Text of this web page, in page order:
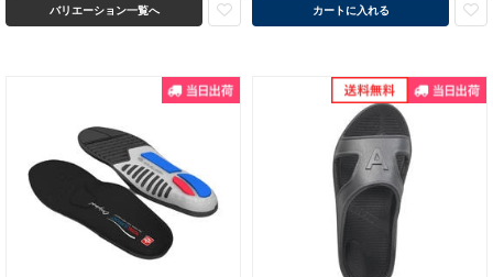
バリエーション一覧へ カートに入れる